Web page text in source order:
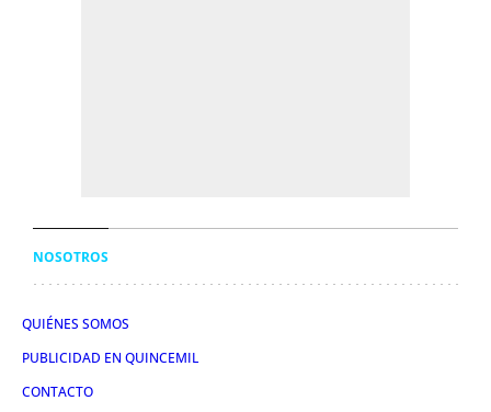
NOSOTROS
QUIÉNES SOMOS
PUBLICIDAD EN QUINCEMIL
CONTACTO